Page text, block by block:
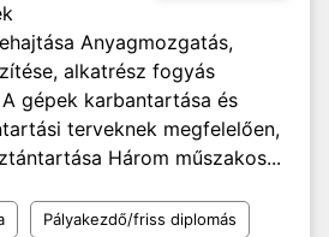
Anyagmozgatás,
alkatrész fogyás
gépek karbantartása és
terveknek megfelelően,
Három műszakos...
Pályakezdő/friss diplomás